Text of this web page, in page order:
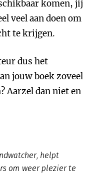
komen, jij
veel aan doen om
te krijgen.
dus het
jouw boek zoveel
Aarzel dan niet en
helpt
om weer plezier te